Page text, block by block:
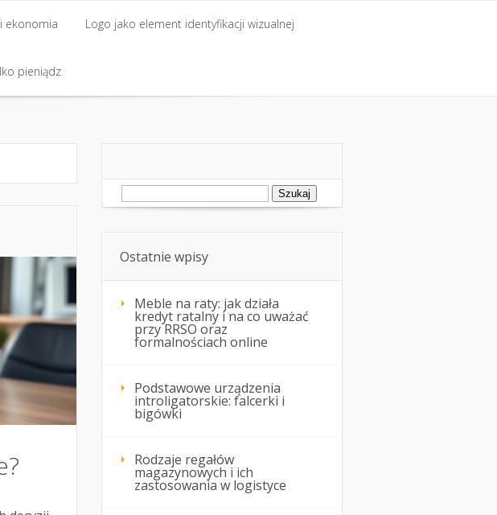
ekonomia Logo jako element identyfikacji wizualnej
pieniądz
Szukaj:
Ostatnie wpisy
Meble na raty: jak działa
kredyt ratalny i na co uważać
przy RRSO oraz
formalnościach online
Podstawowe urządzenia
introligatorskie: falcerki i
bigówki
Rodzaje regałów
magazynowych i ich
zastosowania w logistyce